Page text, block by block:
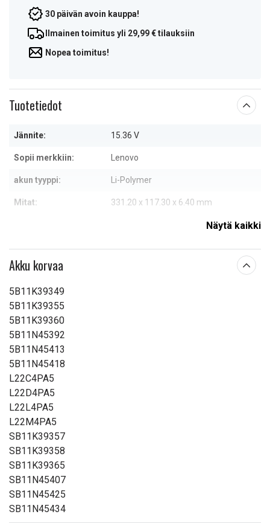
30 päivän avoin kauppa!
Ilmainen toimitus yli 29,99 € tilauksiin
Nopea toimitus!
Tuotetiedot
Jännite: 15.36 V
Sopii merkkiin: Lenovo
akun tyyppi: Li-Polymer
Mitat: 331.20 x 117.30 x 6.40 mm
Näytä kaikki
Akku korvaa
5B11K39349
5B11K39355
5B11K39360
5B11N45392
5B11N45413
5B11N45418
L22C4PA5
L22D4PA5
L22L4PA5
L22M4PA5
SB11K39357
SB11K39358
SB11K39365
SB11N45407
SB11N45425
SB11N45434